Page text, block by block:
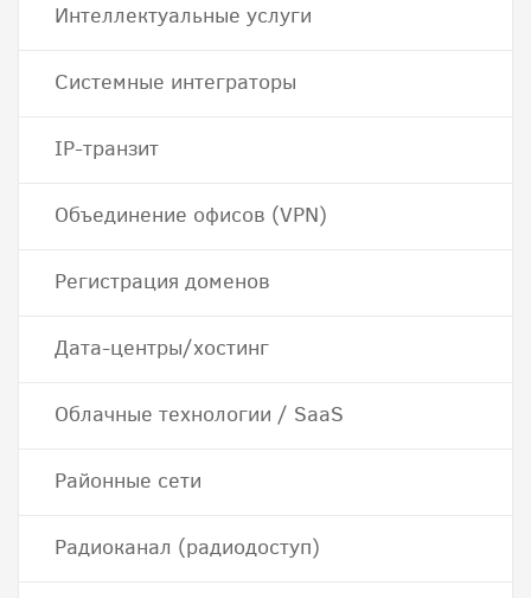
Интеллектуальные услуги
Системные интеграторы
IP-транзит
Объединение офисов (VPN)
Регистрация доменов
Дата-центры/хостинг
Облачные технологии / SaaS
Районные сети
Радиоканал (радиодоступ)